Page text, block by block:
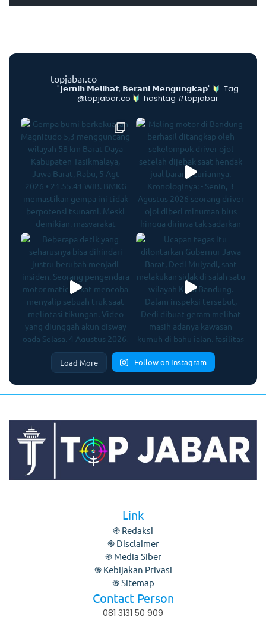
topjabar.co
"𝗝𝗲𝗿𝗻𝗶𝗵 𝗠𝗲𝗹𝗶𝗵𝗮𝘁, 𝗕𝗲𝗿𝗮𝗻𝗶 𝗠𝗲𝗻𝗴𝘂𝗻𝗴𝗸𝗮𝗽"
Tag
@topjabar.co
hashtag #topjabar
Load More Follow on Instagram
Link
֍ Redaksi
֍ Disclaimer
֍ Media Siber
֍ Kebijakan Privasi
֍ Sitemap
Contact Person
081 3131 50 909